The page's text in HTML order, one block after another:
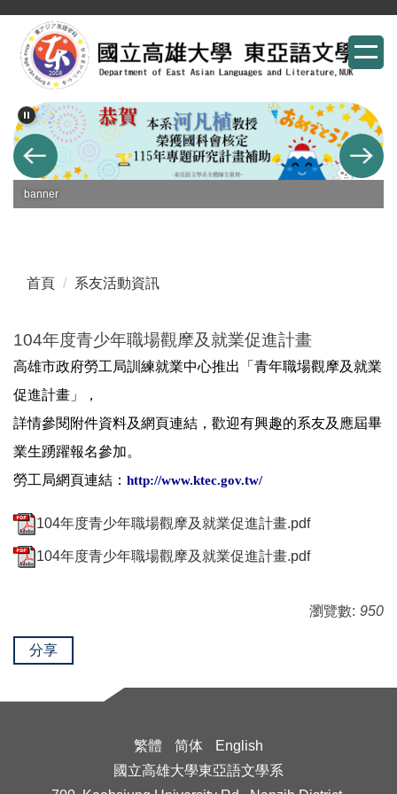
到
內
容
區
banner
首頁 系友活動資訊
104年度青少年職場觀摩及就業促進計畫
高雄市政府勞工局訓練就業中心推出「青年職場觀摩及就業
促進計畫」，
詳情參閱附件資料及網頁連結，歡迎有興趣的系友及應屆畢
業生踴躍報名參加。
勞工局網頁連結： http://www.ktec.gov.tw/
104年度青少年職場觀摩及就業促進計畫.pdf
104年度青少年職場觀摩及就業促進計畫.pdf
瀏覽數: 950
分享
繁體 简体
English
國立高雄大學東亞語文學系